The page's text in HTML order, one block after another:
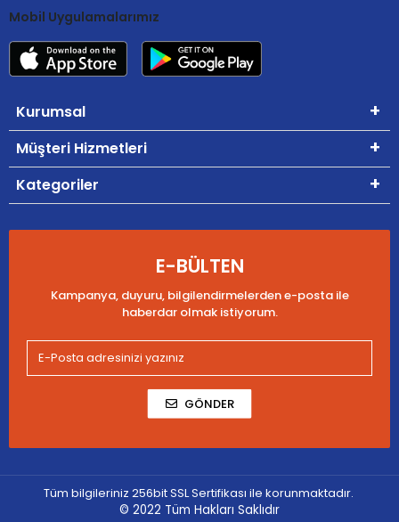
Mobil Uygulamalarımız
Kurumsal
Müşteri Hizmetleri
Kategoriler
E-BÜLTEN
Kampanya, duyuru, bilgilendirmelerden e-posta ile
haberdar olmak istiyorum.
GÖNDER
Tüm bilgileriniz 256bit SSL Sertifikası ile korunmaktadır.
© 2022 Tüm Hakları Saklıdır